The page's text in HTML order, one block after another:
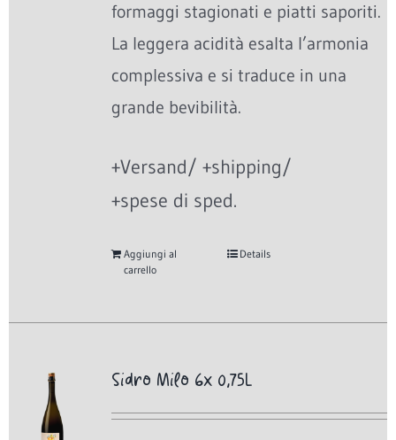
formaggi stagionati e piatti saporiti.
La leggera acidità esalta l’armonia
complessiva e si traduce in una
grande bevibilità.
+Versand/ +shipping/
+spese di sped.
Aggiungi al
carrello
Details
Sidro Milo 6x 0,75L